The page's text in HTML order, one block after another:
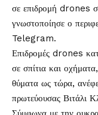
σε επιδρομή drones
γνωστοποίησε ο
Telegram.
Επιδρομές drones
σε σπίτια και
θύματα ως τώρα,
πρωτεύουσας Βιτάλι